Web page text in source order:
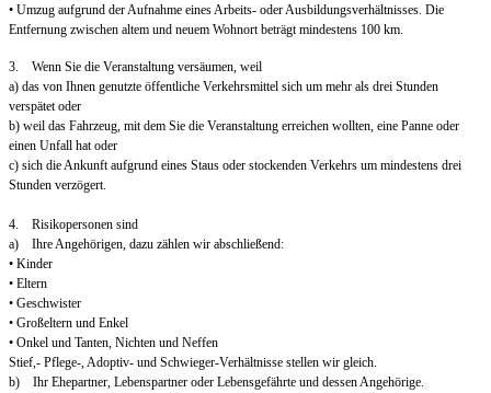
• Umzug aufgrund der Aufnahme eines Arbeits- oder Ausbildungsverhältnisses. Die
Entfernung zwischen altem und neuem Wohnort beträgt mindestens 100 km.
3. Wenn Sie die Veranstaltung versäumen, weil
a) das von Ihnen genutzte öffentliche Verkehrsmittel sich um mehr als drei Stunden
verspätet oder
b) weil das Fahrzeug, mit dem Sie die Veranstaltung erreichen wollten, eine Panne oder
einen Unfall hat oder
c) sich die Ankunft aufgrund eines Staus oder stockenden Verkehrs um mindestens drei
Stunden verzögert.
4. Risikopersonen sind
a) Ihre Angehörigen, dazu zählen wir abschließend:
• Kinder
• Eltern
• Geschwister
• Großeltern und Enkel
• Onkel und Tanten, Nichten und Neffen
Stief,- Pflege-, Adoptiv- und Schwieger-Verhältnisse stellen wir gleich.
b) Ihr Ehepartner, Lebenspartner oder Lebensgefährte und dessen Angehörige.